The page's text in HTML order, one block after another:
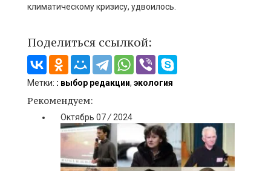
климатическому кризису, удвоилось.
Поделиться ссылкой:
Метки: : выбор редакции, экология
Рекомендуем:
Октябрь 07/ 2024